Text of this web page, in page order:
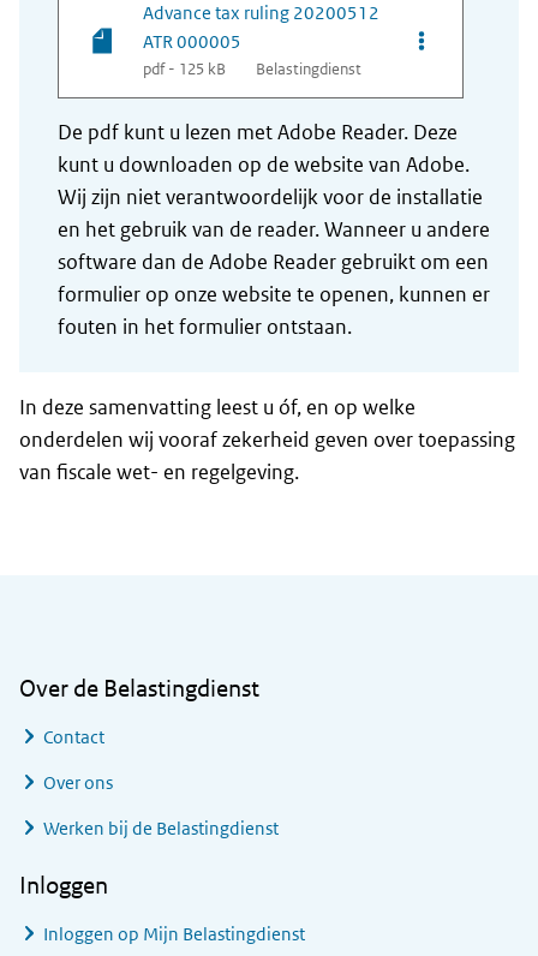
Advance tax ruling 20200512
ATR 000005
pdf - 125 kB Belastingdienst
De pdf kunt u lezen met Adobe Reader. Deze
kunt u downloaden op de website van Adobe.
Wij zijn niet verantwoordelijk voor de installatie
en het gebruik van de reader. Wanneer u andere
software dan de Adobe Reader gebruikt om een
formulier op onze website te openen, kunnen er
fouten in het formulier ontstaan.
In deze samenvatting leest u óf, en op welke
onderdelen wij vooraf zekerheid geven over toepassing
van fiscale wet- en regelgeving.
Over de Belastingdienst
Contact
Over ons
Werken bij de Belastingdienst
Inloggen
Inloggen op Mijn Belastingdienst